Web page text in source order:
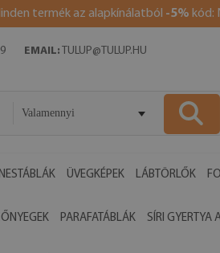
termék az alapkínálatból -5% kód:
EMAIL: TULUP@TULUP.HU
Valamennyi
ÜVEGKÉPEK LÁBTÖRLŐK
PARAFATÁBLÁK SÍRI GYERTYA